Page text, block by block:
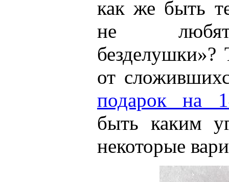
как же быть
не любят
безделушки»?
от
подарок на
быть каким
некоторые